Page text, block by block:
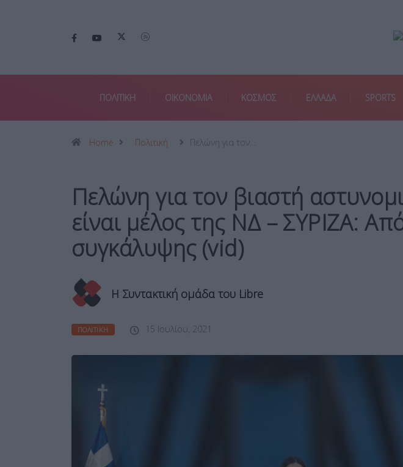
ΠΟΛΙΤΙΚΗ ΟΙΚΟΝΟΜΙΑ ΚΟΣΜΟΣ ΕΛΛΑΔΑ SPORTS
Home Πολιτική Πελώνη για τον…
Πελώνη για τον βιαστή
είναι μέλος της ΝΔ – ΣΥΡΙΖΑ:
συγκάλυψης (vid)
Η Συντακτική ομάδα του Libre
ΠΟΛΙΤΙΚΉ 15 Ιουλίου, 2021